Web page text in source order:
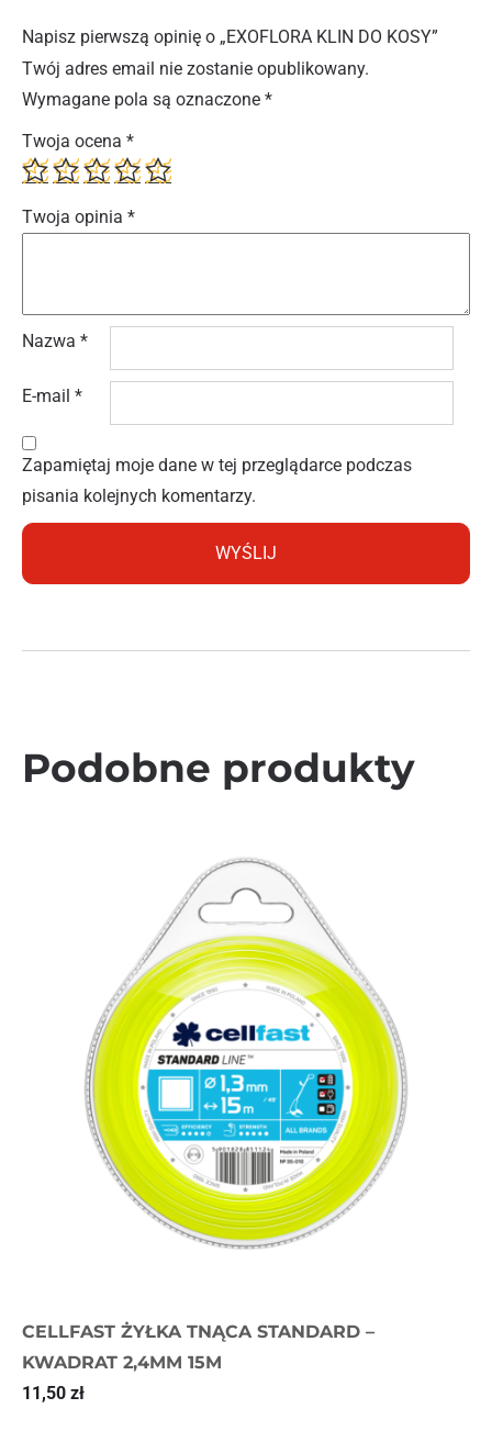
Napisz pierwszą opinię o „EXOFLORA KLIN DO KOSY”
Twój adres email nie zostanie opublikowany.
Wymagane pola są oznaczone *
Twoja ocena *
Twoja opinia *
Nazwa *
E-mail *
Zapamiętaj moje dane w tej przeglądarce podczas
pisania kolejnych komentarzy.
Podobne produkty
CELLFAST ŻYŁKA TNĄCA STANDARD –
KWADRAT 2,4MM 15M
11,50 zł